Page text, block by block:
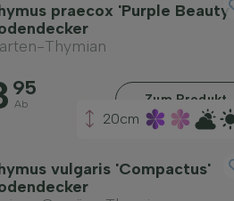
praecox 'Purple Beauty'
Thymian
95
Ab Zum Produkt
20cm
vulgaris 'Compactus'